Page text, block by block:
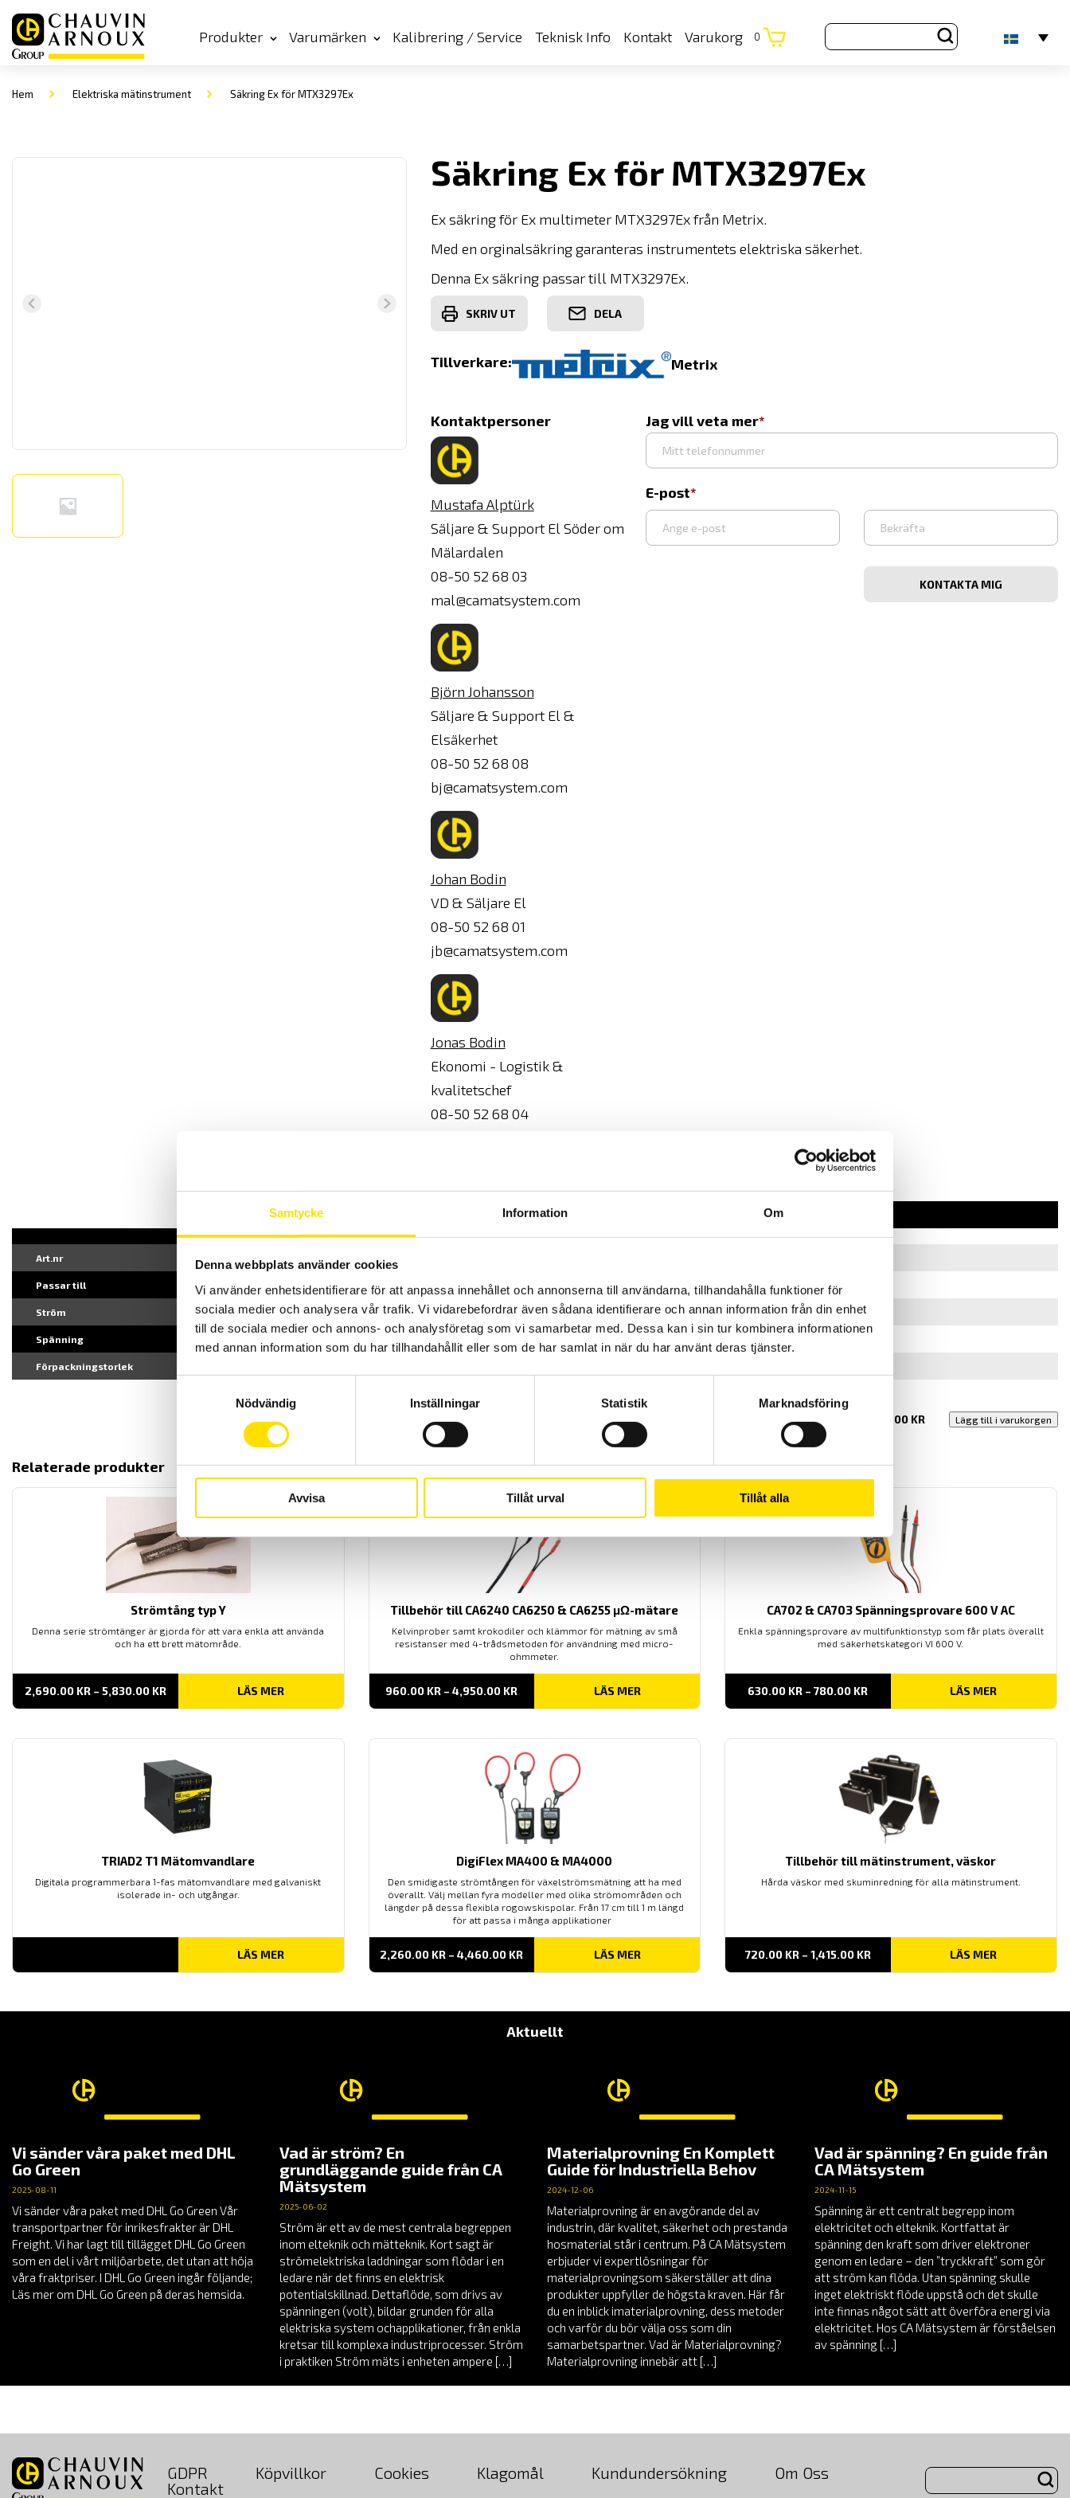
Samtycke Information Om
Denna webbplats använder cookies
Vi använder enhetsidentifierare för att anpassa innehållet och annonserna till användarna, tillhandahålla funktioner för
sociala medier och analysera vår trafik. Vi vidarebefordrar även sådana identifierare och annan information från din enhet
till de sociala medier och annons- och analysföretag som vi samarbetar med. Dessa kan i sin tur kombinera informationen
med annan information som du har tillhandahållit eller som de har samlat in när du har använt deras tjänster.
Samtyckesval
Nödvändig
Inställningar Statistik Marknadsföring
Avvisa Tillåt urval Tillåt alla
Produkter Varumärken Kalibrering / Service Teknisk Info Kontakt Varukorg 0
Hem Elektriska mätinstrument Säkring Ex för MTX3297Ex
Säkring Ex för MTX3297Ex
Ex säkring för Ex multimeter MTX3297Ex från Metrix.
Med en orginalsäkring garanteras instrumentets elektriska säkerhet.
Denna Ex säkring passar till MTX3297Ex.
SKRIV UT DELA
Tillverkare: Metrix
Kontaktpersoner
Mustafa Alptürk
Säljare & Support El Söder om
Mälardalen
08-50 52 68 03
mal@camatsystem.com
Björn Johansson
Säljare & Support El &
Elsäkerhet
08-50 52 68 08
bj@camatsystem.com
Johan Bodin
VD & Säljare El
08-50 52 68 01
jb@camatsystem.com
Jonas Bodin
Ekonomi - Logistik &
kvalitetschef
08-50 52 68 04
Jag vill veta mer
E-post
Bekräfta
Säkring Ex för MTX3297Ex
Art.nr
Passar till MTX3297Ex
Ström 10 A
Spänning
Förpackningstorlek
320.00 KR Lägg till i varukorgen
Relaterade produkter
Strömtång typ Y
Denna serie strömtänger är gjorda för att vara enkla att använda
och ha ett brett mätområde.
2,690.00 KR – 5,830.00 KRPRISINTERVALL:
TILL
LÄS MER
Tillbehör till CA6240 CA6250 & CA6255 μΩ-mätare
Kelvinprober samt krokodiler och klämmor för mätning av små
resistanser med 4-trådsmetoden för användning med micro-
ohmmeter.
960.00 KR – 4,950.00 KRPRISINTERVALL:
TILL
LÄS MER
CA702 & CA703 Spänningsprovare 600 V AC
Enkla spänningsprovare av multifunktionstyp som får plats överallt
med säkerhetskategori VI 600 V.
630.00 KR – 780.00 KRPRISINTERVALL:
TILL
LÄS MER
TRIAD2 T1 Mätomvandlare
Digitala programmerbara 1-fas mätomvandlare med galvaniskt
isolerade in- och utgångar.
LÄS MER
DigiFlex MA400 & MA4000
Den smidigaste strömtången för växelströmsmätning att ha med
överallt. Välj mellan fyra modeller med olika strömområden och
längder på dessa flexibla rogowskispolar. Från 17 cm till 1 m längd
för att passa i många applikationer
2,260.00 KR – 4,460.00 KRPRISINTERVALL:
TILL
LÄS MER
Tillbehör till mätinstrument, väskor
Hårda väskor med skuminredning för alla mätinstrument.
720.00 KR – 1,415.00 KRPRISINTERVALL:
TILL
LÄS MER
Aktuellt
Vi sänder våra paket med DHL
Go Green
2025-08-11
Vi sänder våra paket med DHL Go Green Vår
transportpartner för inrikesfrakter är DHL
Freight. Vi har lagt till tillägget DHL Go Green
som en del i vårt miljöarbete, det utan att höja
våra fraktpriser. I DHL Go Green ingår följande;
Läs mer om DHL Go Green på deras hemsida.
Vad är ström? En
grundläggande guide från CA
Mätsystem
2025-06-02
Ström är ett av de mest centrala begreppen
inom elteknik och mätteknik. Kort sagt är
strömelektriska laddningar som flödar i en
ledare när det finns en elektrisk
potentialskillnad. Dettaflöde, som drivs av
spänningen (volt), bildar grunden för alla
elektriska system ochapplikationer, från enkla
kretsar till komplexa industriprocesser. Ström
i praktiken Ström mäts i enheten ampere […]
Materialprovning En Komplett
Guide för Industriella Behov
2024-12-06
Materialprovning är en avgörande del av
industrin, där kvalitet, säkerhet och prestanda
hosmaterial står i centrum. På CA Mätsystem
erbjuder vi expertlösningar för
materialprovningsom säkerställer att dina
produkter uppfyller de högsta kraven. Här får
du en inblick imaterialprovning, dess metoder
och varför du bör välja oss som din
samarbetspartner. Vad är Materialprovning?
Materialprovning innebär att […]
Vad är spänning? En guide från
CA Mätsystem
2024-11-15
Spänning är ett centralt begrepp inom
elektricitet och elteknik. Kortfattat är
spänning den kraft som driver elektroner
genom en ledare – den ”tryckkraft” som gör
att ström kan flöda. Utan spänning skulle
inget elektriskt flöde uppstå och det skulle
inte finnas något sätt att överföra energi via
elektricitet. Hos CA Mätsystem är förståelsen
av spänning […]
GDPR Köpvillkor Cookies Klagomål Kundundersökning
Om Oss
Kontakt